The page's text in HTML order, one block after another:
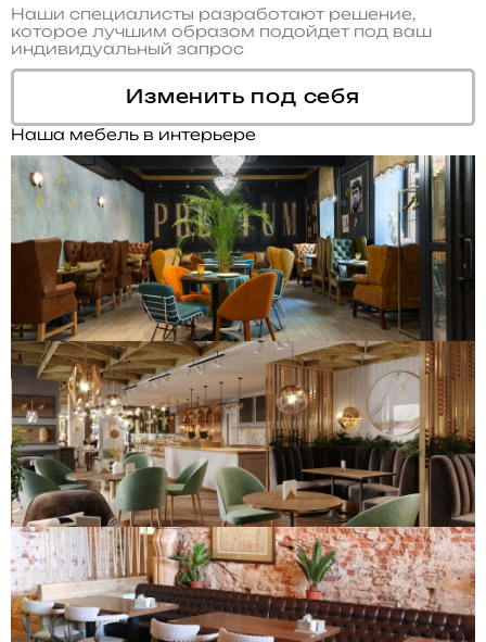
Наши специалисты разработают решение,
которое лучшим образом подойдет под ваш
индивидуальный запрос
Изменить под себя
Наша мебель в интерьере